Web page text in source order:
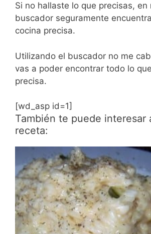
Si no hallaste lo que precisas, en
buscador seguramente
cocina precisa.
Utilizando el buscador no me
vas a poder encontrar todo lo
precisa.
[wd_asp id=1]
También te puede interesar
receta: